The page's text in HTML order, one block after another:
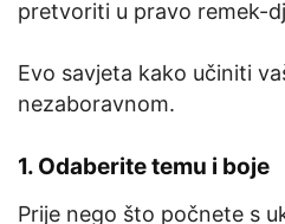
pretvoriti u pravo remek-
Evo savjeta kako učiniti
nezaboravnom.
1. Odaberite temu i boje
Prije nego što počnete s